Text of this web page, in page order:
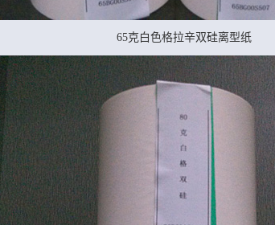
65克白色格拉辛双硅离型纸